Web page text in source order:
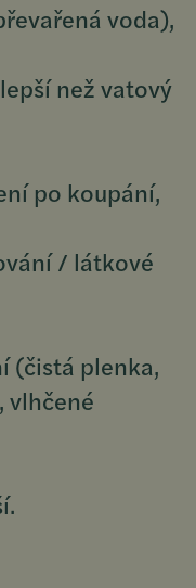
voda),
než vatový
po koupání,
/ látkové
(čistá plenka,
vlhčené